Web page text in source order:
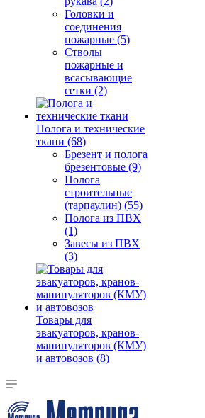
Головки и
соединения
пожарные (5)
Стволы
пожарные и
всасывающие
сетки (2)
Полога и технические
ткани (68)
Брезент и полога
брезентовые (9)
Полога
строительные
(тарпаулин) (55)
Полога из ПВХ
(1)
Завесы из ПВХ
(3)
Товары для
эвакуаторов, кранов-
манипуляторов (КМУ)
и автовозов (8)